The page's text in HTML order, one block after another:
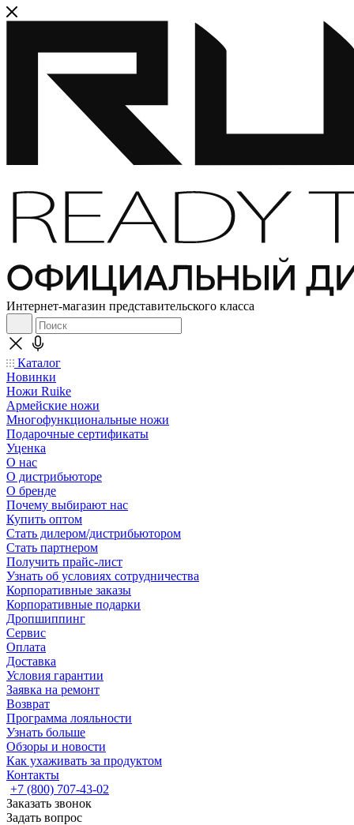
Интернет-магазин представительского класса
Каталог
Новинки
Ножи Ruike
Армейские ножи
Многофункциональные ножи
Подарочные сертификаты
Уценка
О нас
О дистрибьюторе
О бренде
Почему выбирают нас
Купить оптом
Стать дилером/дистрибьютором
Стать партнером
Получить прайс-лист
Узнать об условиях сотрудничества
Корпоративные заказы
Корпоративные подарки
Дропшиппинг
Сервис
Оплата
Доставка
Условия гарантии
Заявка на ремонт
Возврат
Программа лояльности
Узнать больше
Обзоры и новости
Как ухаживать за продуктом
Контакты
+7 (800) 707-43-02
Заказать звонок
Задать вопрос